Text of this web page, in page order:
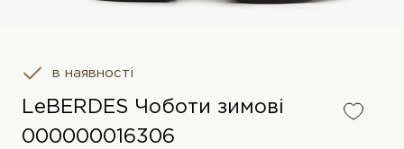
в наявності
LeBERDES Чоботи зимові
000000016306